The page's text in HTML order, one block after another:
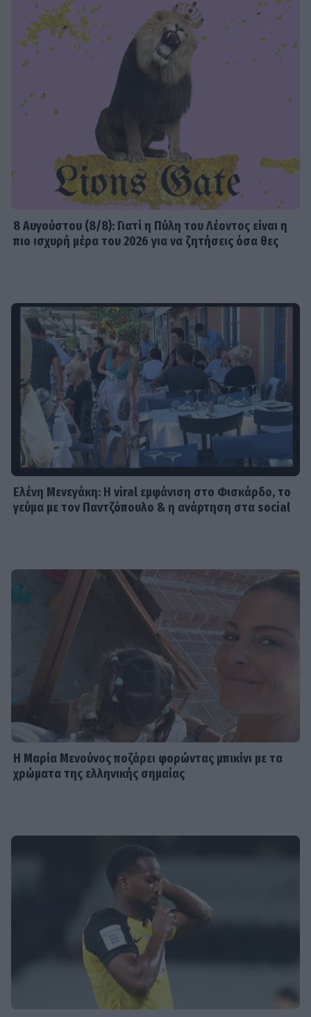
8 Aυγούστου (8/8): Γιατί η Πύλη του Λέοντος είναι η
πιο ισχυρή μέρα του 2026 για να ζητήσεις όσα θες
Ελένη Μενεγάκη: Η viral εμφάνιση στο Φισκάρδο, το
γεύμα με τον Παντζόπουλο & η ανάρτηση στα social
Η Μαρία Μενούνος ποζάρει φορώντας μπικίνι με τα
χρώματα της ελληνικής σημαίας